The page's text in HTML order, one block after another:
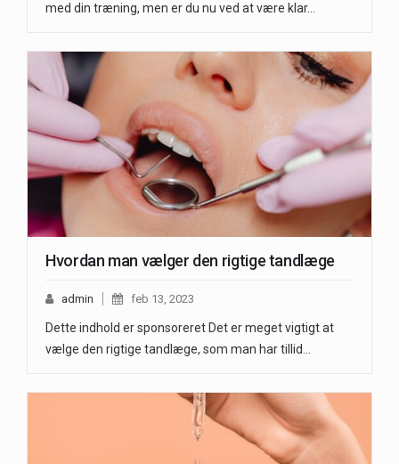
med din træning, men er du nu ved at være klar…
Hvordan man vælger den rigtige tandlæge
admin feb 13, 2023
Dette indhold er sponsoreret Det er meget vigtigt at
vælge den rigtige tandlæge, som man har tillid…